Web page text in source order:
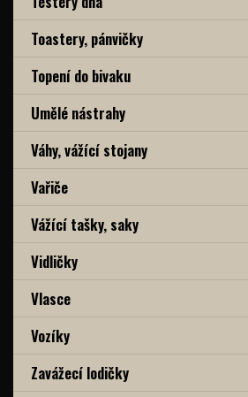
Toastery, pánvičky
Topení do bivaku
Umělé nástrahy
Váhy, vážící stojany
Vařiče
Vážící tašky, saky
Vidličky
Vlasce
Vozíky
Zavážecí lodičky